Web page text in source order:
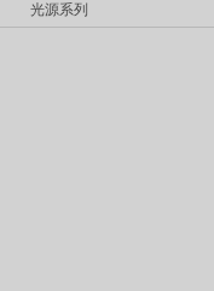
光源系列